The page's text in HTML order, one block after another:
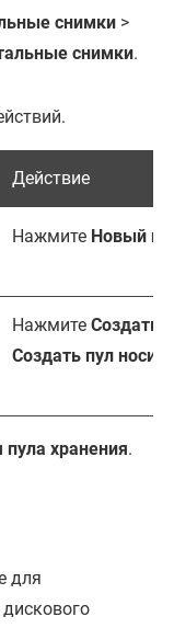
снимки >
снимки.
Действие
Нажмите Новый
Нажмите Создать
Создать пул
хранения.
для